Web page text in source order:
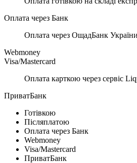
Оплата через Банк
Оплата через ОщадБанк України
Webmoney
Visa/Mastercard
Оплата карткою через сервіс
ПриватБанк
Готівкою
Післяплатою
Оплата через Банк
Webmoney
Visa/Mastercard
ПриватБанк